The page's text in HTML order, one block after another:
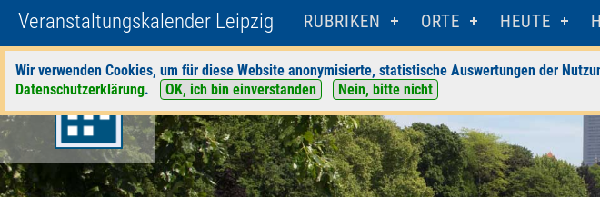
Veranstaltungskalender Leipzig RUBRIKEN ORTE HEUTE
Wir verwenden Cookies, um für diese Website anonymisierte, statistische Auswertungen der
Datenschutzerklärung. OK, ich bin einverstanden Nein, bitte nicht